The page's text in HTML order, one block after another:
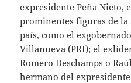
expresidente Peña Nieto,
prominentes figuras de
país, como el
Villanueva (PRI); el
Romero Deschamps o
hermano del